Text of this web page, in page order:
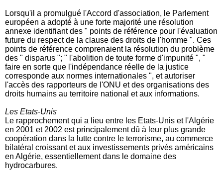
Lorsqu'il a promulgué l'Accord d'association, le Parlement
européen a adopté à une forte majorité une résolution
annexe identifiant des " points de référence pour l'évaluation
future du respect de la clause des droits de l'homme ". Ces
points de référence comprenaient la résolution du problème
des " disparus "; " l'abolition de toute forme d'impunité ", "
faire en sorte que l'indépendance réelle de la justice
corresponde aux normes internationales ", et autoriser
l'accès des rapporteurs de l'ONU et des organisations des
droits humains au territoire national et aux informations.
Les Etats-Unis
Le rapprochement qui a lieu entre les Etats-Unis et l'Algérie
en 2001 et 2002 est principalement dû à leur plus grande
coopération dans la lutte contre le terrorisme, au commerce
bilatéral croissant et aux investissements privés américains
en Algérie, essentiellement dans le domaine des
hydrocarbures.